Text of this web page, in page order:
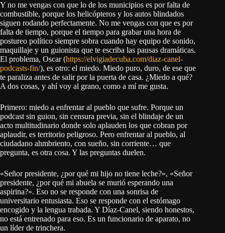
Y no me vengas con que lo de los municipios es por falta de
combustible, porque los helicópteros y los autos blindados
siguen rodando perfectamente. No me vengas con que es por
falta de tiempo, porque el tiempo para grabar una hora de
postureo político siempre sobra cuando hay equipo de sonido,
maquillaje y un guionista que te escriba las pausas dramáticas.
El problema, Oscar (https://elvigiadecuba.com/diaz-canel-
podcasts-fin/), es otro: el miedo. Miedo puro, duro, de ese que
te paraliza antes de salir por la puerta de casa. ¿Miedo a qué?
A dos cosas, y ahí voy al grano, como a mí me gusta.
Primero: miedo a enfrentar al pueblo que sufre. Porque un
podcast sin guion, sin censura previa, sin el blindaje de un
acto multitudinario donde solo aplauden los que cobran por
aplaudir, es territorio peligroso. Pero enfrentar al pueblo, al
ciudadano ahmbriento, con sueño, sin corriente… que
pregunta, es otra cosa. Y las preguntas duelen.
«Señor presidente, ¿por qué mi hijo no tiene leche?», «Señor
presidente, ¿por qué mi abuela se murió esperando una
aspirina?». Eso no se responde con una sonrisa de
universitario entusiasta. Eso se responde con el estómago
encogido y la lengua trabada. Y Díaz-Canel, siendo honestos,
no está entrenado para eso. Es un funcionario de aparato, no
un líder de trinchera.